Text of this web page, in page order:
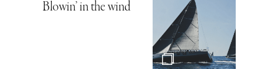
Blowin’ in the wind